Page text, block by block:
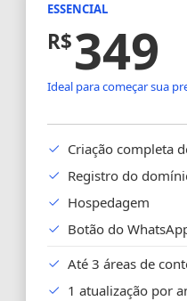
ESSENCIAL
R$349
Ideal para começar sua
Criação completa
Registro do
Hospedagem
Botão do
Até 3 áreas de
1 atualização por